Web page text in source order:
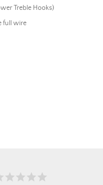
Treble Hooks)
full wire